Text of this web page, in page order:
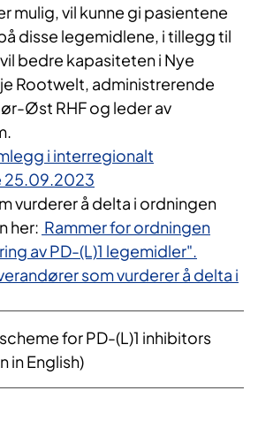
mulig, vil kunne gi pasientene
disse legemidlene, i tillegg til
bedre kapasiteten i Nye
Rootwelt, administrerende
Øst RHF og leder av
i interregionalt
vurderer å delta i ordningen
her: Rammer for ordningen
av PD-(L)1 legemidler".
som vurderer å delta i
for PD-(L)1 inhibitors
in English)